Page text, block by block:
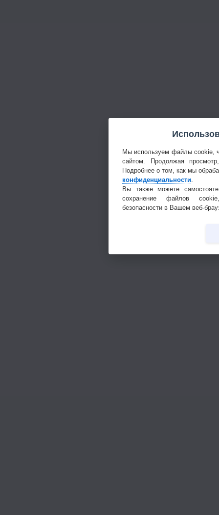
Мы используем файлы cookie,
сайтом. Продолжая
Подробнее о том, как мы
конфиденциальности
Вы также можете
сохранение файлов
безопасности в Вашем веб-